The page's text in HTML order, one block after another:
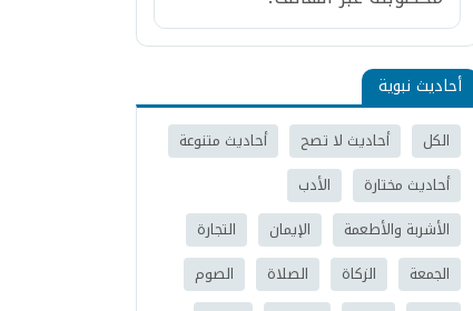
أحاديث نبوية
الكل أحاديث لا تصح
أحاديث متنوعة
أحاديث مختارة
الأدب
الأشربة والأطعمة
الإيمان
التجارة
الجمعة
الزكاة الصلاة
الصوم